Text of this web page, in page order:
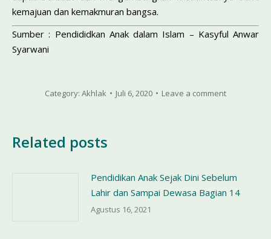
kemajuan dan kemakmuran bangsa.
Sumber : Pendididkan Anak dalam Islam – Kasyful Anwar
Syarwani
Category: Akhlak Juli 6, 2020 Leave a comment
Related posts
Pendidikan Anak Sejak Dini Sebelum
Lahir dan Sampai Dewasa Bagian 14
Agustus 16, 2021